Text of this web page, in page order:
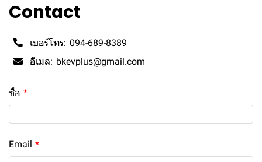
Contact
เบอร์โทร: 094-689-8389
อีเมล: bkevplus@gmail.com
ชื่อ
Email